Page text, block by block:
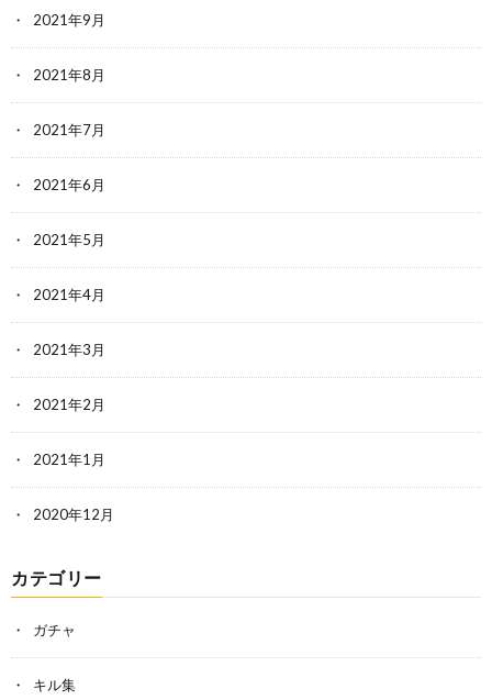
2021年9月
2021年8月
2021年7月
2021年6月
2021年5月
2021年4月
2021年3月
2021年2月
2021年1月
2020年12月
カテゴリー
ガチャ
キル集